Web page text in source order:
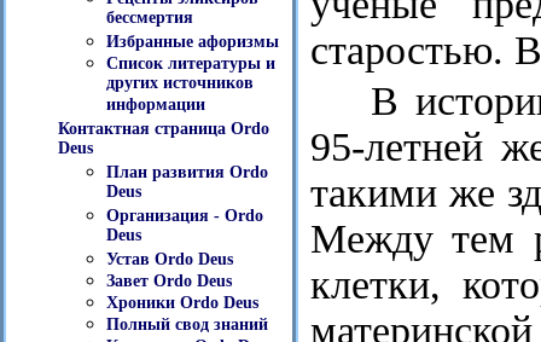
бессмертия
Избранные афоризмы
Список литературы и
других источников
информации
Контактная страница Ordo
Deus
План развития Ordo
Deus
Организация - Ordo
Deus
Устав Ordo Deus
Завет Ordo Deus
Хроники Ordo Deus
Полный свод знаний
старостью.
В
95-летней
такими же
Между тем
клетки,